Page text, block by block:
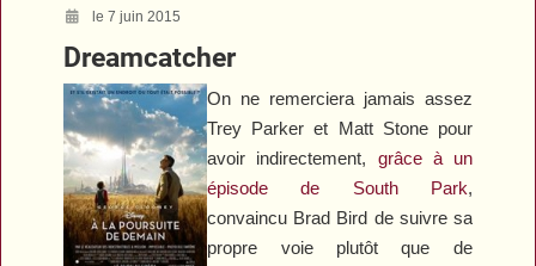
le 7 juin 2015
Dreamcatcher
On ne remerciera jamais assez
Trey Parker et Matt Stone pour
avoir indirectement, grâce à un
épisode de South Park,
convaincu Brad Bird de suivre sa
propre voie plutôt que de